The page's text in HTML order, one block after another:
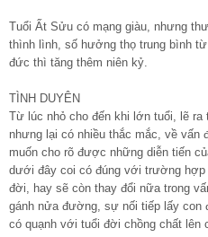
Tuổi Ất Sửu có mạng giàu, nhưng
thình lình, số hưởng thọ trung bình
đức thì tăng thêm niên kỷ.
TÌNH DUYÊN
Từ lúc nhỏ cho đến khi lớn tuổi, lẽ ra
nhưng lại có nhiều thắc mắc, về
muốn cho rõ được những diễn tiến
dưới đây coi có đúng với trường hợp
đời, hay sẽ còn thay đổi nữa trong
gánh nửa đường, sự nối tiếp lấy con
có quạnh với tuổi đời chồng chất lên